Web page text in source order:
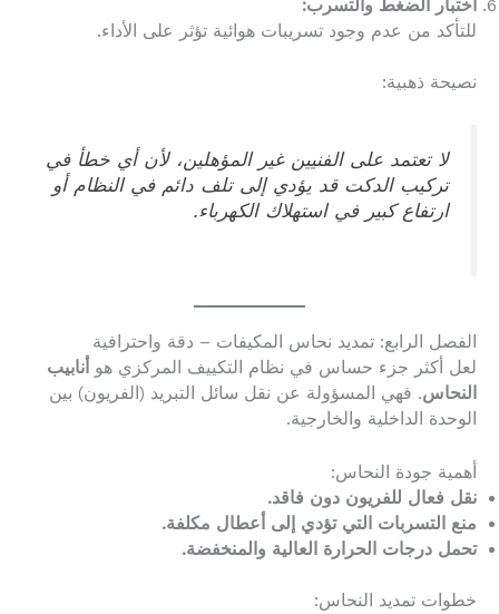
اختبار الضغط والتسرب:
للتأكد من عدم وجود تسريبات هوائية تؤثر على الأداء.
نصيحة ذهبية:
لا تعتمد على الفنيين غير المؤهلين، لأن أي خطأ في
تركيب الدكت قد يؤدي إلى تلف دائم في النظام أو
ارتفاع كبير في استهلاك الكهرباء.
الفصل الرابع: تمديد نحاس المكيفات – دقة واحترافية
لعل أكثر جزء حساس في نظام التكييف المركزي هو أنابيب
النحاس. فهي المسؤولة عن نقل سائل التبريد (الفريون) بين
الوحدة الداخلية والخارجية.
أهمية جودة النحاس:
نقل فعال للفريون دون فاقد.
منع التسربات التي تؤدي إلى أعطال مكلفة.
تحمل درجات الحرارة العالية والمنخفضة.
خطوات تمديد النحاس: